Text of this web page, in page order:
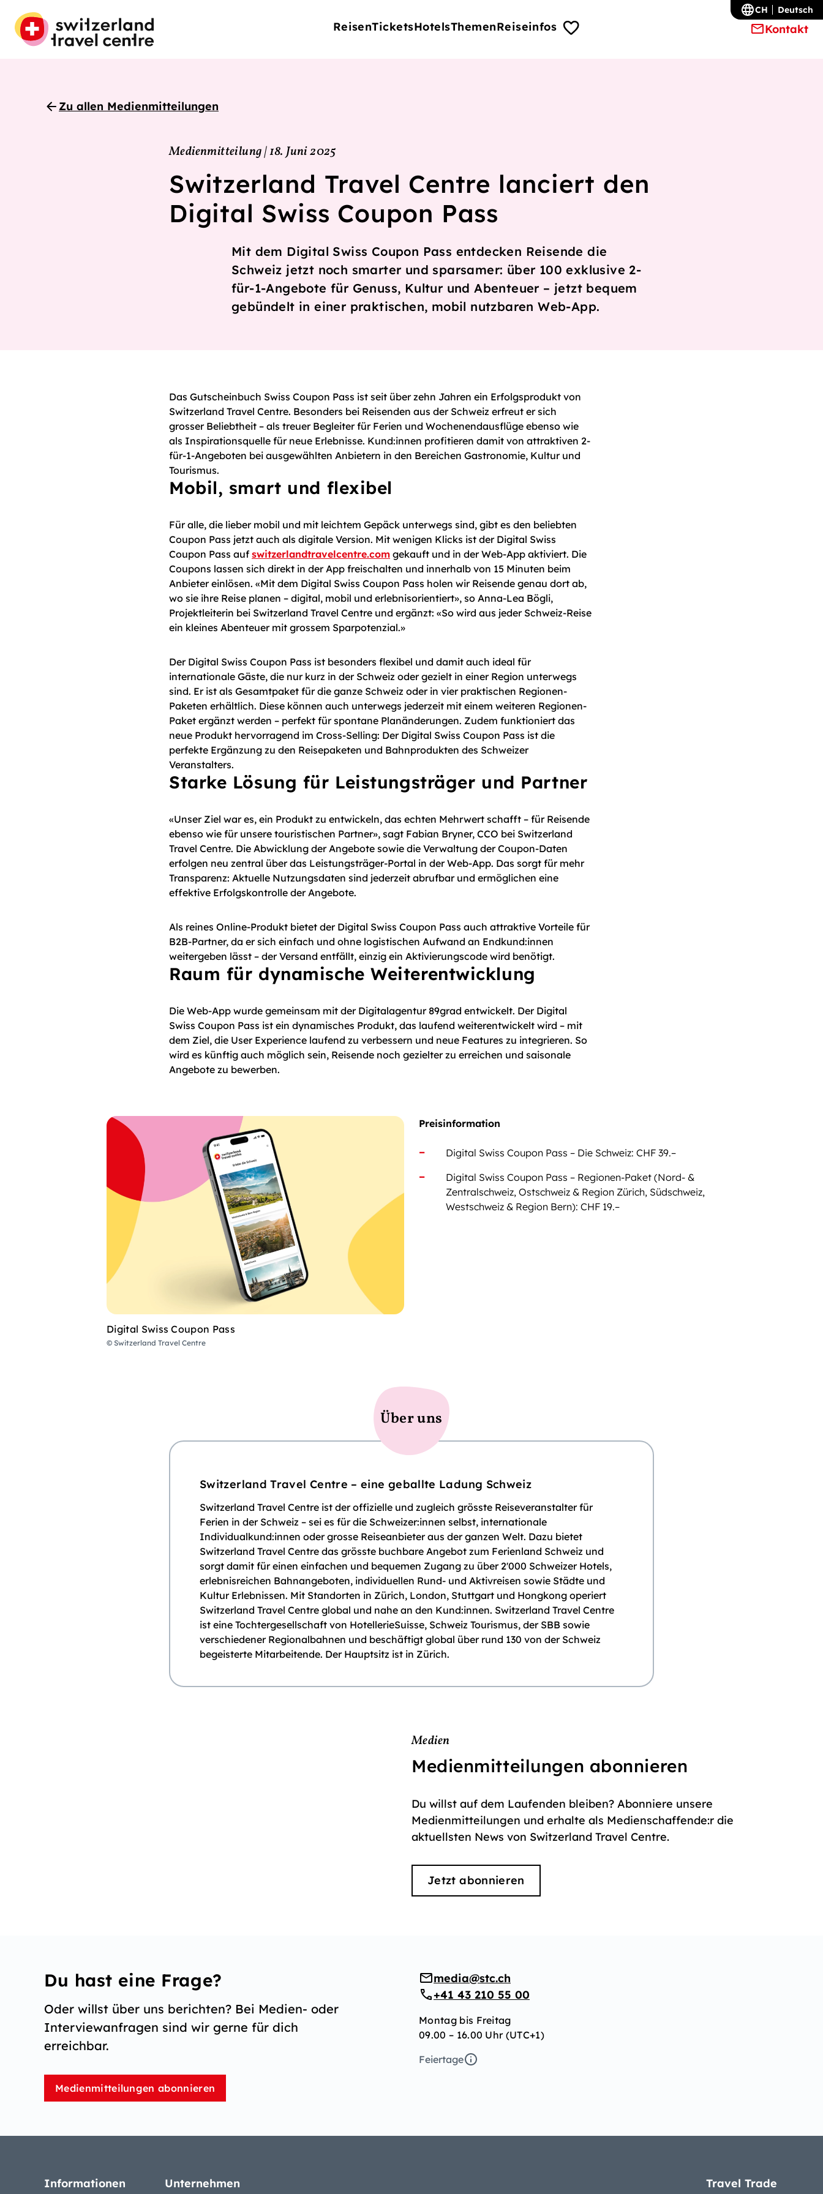
ReisenTicketsHotelsThemenReiseinfos Kontakt
CH Deutsch
Zu allen Medienmitteilungen
Medienmitteilung | 18. Juni 2025
Switzerland Travel Centre lanciert den
Digital Swiss Coupon Pass
Mit dem Digital Swiss Coupon Pass entdecken Reisende die
Schweiz jetzt noch smarter und sparsamer: über 100 exklusive 2-
für-1-Angebote für Genuss, Kultur und Abenteuer – jetzt bequem
gebündelt in einer praktischen, mobil nutzbaren Web-App.
Das Gutscheinbuch Swiss Coupon Pass ist seit über zehn Jahren ein Erfolgsprodukt von
Switzerland Travel Centre. Besonders bei Reisenden aus der Schweiz erfreut er sich
grosser Beliebtheit – als treuer Begleiter für Ferien und Wochenendausflüge ebenso wie
als Inspirationsquelle für neue Erlebnisse. Kund:innen profitieren damit von attraktiven 2-
für-1-Angeboten bei ausgewählten Anbietern in den Bereichen Gastronomie, Kultur und
Tourismus.
Mobil, smart und flexibel
Für alle, die lieber mobil und mit leichtem Gepäck unterwegs sind, gibt es den beliebten
Coupon Pass jetzt auch als digitale Version. Mit wenigen Klicks ist der Digital Swiss
Coupon Pass auf switzerlandtravelcentre.com gekauft und in der Web-App aktiviert. Die
Coupons lassen sich direkt in der App freischalten und innerhalb von 15 Minuten beim
Anbieter einlösen. «Mit dem Digital Swiss Coupon Pass holen wir Reisende genau dort ab,
wo sie ihre Reise planen – digital, mobil und erlebnisorientiert», so Anna-Lea Bögli,
Projektleiterin bei Switzerland Travel Centre und ergänzt: «So wird aus jeder Schweiz-Reise
ein kleines Abenteuer mit grossem Sparpotenzial.»
Der Digital Swiss Coupon Pass ist besonders flexibel und damit auch ideal für
internationale Gäste, die nur kurz in der Schweiz oder gezielt in einer Region unterwegs
sind. Er ist als Gesamtpaket für die ganze Schweiz oder in vier praktischen Regionen-
Paketen erhältlich. Diese können auch unterwegs jederzeit mit einem weiteren Regionen-
Paket ergänzt werden – perfekt für spontane Planänderungen. Zudem funktioniert das
neue Produkt hervorragend im Cross-Selling: Der Digital Swiss Coupon Pass ist die
perfekte Ergänzung zu den Reisepaketen und Bahnprodukten des Schweizer
Veranstalters.
Starke Lösung für Leistungsträger und Partner
«Unser Ziel war es, ein Produkt zu entwickeln, das echten Mehrwert schafft – für Reisende
ebenso wie für unsere touristischen Partner», sagt Fabian Bryner, CCO bei Switzerland
Travel Centre. Die Abwicklung der Angebote sowie die Verwaltung der Coupon-Daten
erfolgen neu zentral über das Leistungsträger-Portal in der Web-App. Das sorgt für mehr
Transparenz: Aktuelle Nutzungsdaten sind jederzeit abrufbar und ermöglichen eine
effektive Erfolgskontrolle der Angebote.
Als reines Online-Produkt bietet der Digital Swiss Coupon Pass auch attraktive Vorteile für
B2B-Partner, da er sich einfach und ohne logistischen Aufwand an Endkund:innen
weitergeben lässt – der Versand entfällt, einzig ein Aktivierungscode wird benötigt.
Raum für dynamische Weiterentwicklung
Die Web-App wurde gemeinsam mit der Digitalagentur 89grad entwickelt. Der Digital
Swiss Coupon Pass ist ein dynamisches Produkt, das laufend weiterentwickelt wird – mit
dem Ziel, die User Experience laufend zu verbessern und neue Features zu integrieren. So
wird es künftig auch möglich sein, Reisende noch gezielter zu erreichen und saisonale
Angebote zu bewerben.
Preisinformation
Digital Swiss Coupon Pass – Die Schweiz: CHF 39.–
Digital Swiss Coupon Pass – Regionen-Paket (Nord- &
Zentralschweiz, Ostschweiz & Region Zürich, Südschweiz,
Westschweiz & Region Bern): CHF 19.–
Digital Swiss Coupon Pass
© Switzerland Travel Centre
Über uns
Switzerland Travel Centre – eine geballte Ladung Schweiz
Switzerland Travel Centre ist der offizielle und zugleich grösste Reiseveranstalter für
Ferien in der Schweiz – sei es für die Schweizer:innen selbst, internationale
Individualkund:innen oder grosse Reiseanbieter aus der ganzen Welt. Dazu bietet
Switzerland Travel Centre das grösste buchbare Angebot zum Ferienland Schweiz und
sorgt damit für einen einfachen und bequemen Zugang zu über 2'000 Schweizer Hotels,
erlebnisreichen Bahnangeboten, individuellen Rund- und Aktivreisen sowie Städte und
Kultur Erlebnissen. Mit Standorten in Zürich, London, Stuttgart und Hongkong operiert
Switzerland Travel Centre global und nahe an den Kund:innen. Switzerland Travel Centre
ist eine Tochtergesellschaft von HotellerieSuisse, Schweiz Tourismus, der SBB sowie
verschiedener Regionalbahnen und beschäftigt global über rund 130 von der Schweiz
begeisterte Mitarbeitende. Der Hauptsitz ist in Zürich.
Medien
Medienmitteilungen abonnieren
Du willst auf dem Laufenden bleiben? Abonniere unsere
Medienmitteilungen und erhalte als Medienschaffende:r die
aktuellsten News von Switzerland Travel Centre.
Jetzt abonnieren
Du hast eine Frage?
Oder willst über uns berichten? Bei Medien- oder
Interviewanfragen sind wir gerne für dich
erreichbar.
Medienmitteilungen abonnieren
media@stc.ch
+41 43 210 55 00
Montag bis Freitag
09.00 – 16.00 Uhr (UTC+1)
Feiertage
Informationen Unternehmen Travel Trade